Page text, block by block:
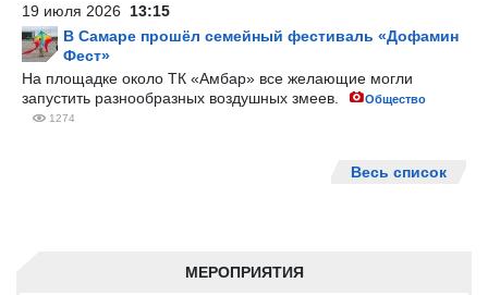
МЕРОПРИЯТИЯ
19 июля 2026 13:15
В Самаре прошёл семейный фестиваль «Дофамин
Фест»
На площадке около ТК «Амбар» все желающие могли
запустить разнообразных воздушных змеев.
Общество
1274
Весь список